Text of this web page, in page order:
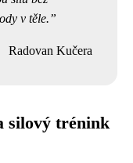
v těle.
Radovan Kučera
silový trénink